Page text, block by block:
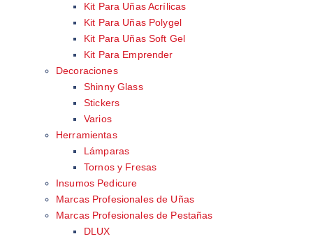
Kit Para Uñas Acrílicas
Kit Para Uñas Polygel
Kit Para Uñas Soft Gel
Kit Para Emprender
Decoraciones
Shinny Glass
Stickers
Varios
Herramientas
Lámparas
Tornos y Fresas
Insumos Pedicure
Marcas Profesionales de Uñas
Marcas Profesionales de Pestañas
DLUX